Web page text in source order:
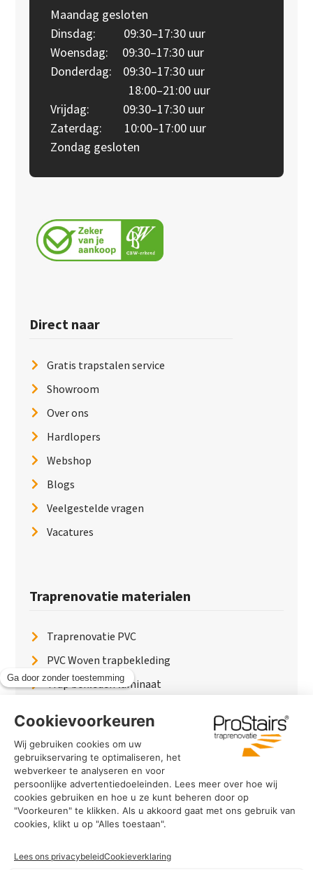
Maandag gesloten
Dinsdag: 09:30–17:30 uur
Woensdag: 09:30–17:30 uur
Donderdag: 09:30–17:30 uur
18:00–21:00 uur
Vrijdag: 09:30–17:30 uur
Zaterdag: 10:00–17:00 uur
Zondag gesloten
Direct naar
Gratis trapstalen service
Showroom
Over ons
Hardlopers
Webshop
Blogs
Veelgestelde vragen
Vacatures
Traprenovatie materialen
Traprenovatie PVC
PVC Woven trapbekleding
Trap bekleden laminaat
Traptreden beton
Traptreden leer
PaintWood
Trapverlichting
PVC Vloer
Marmerlook trap